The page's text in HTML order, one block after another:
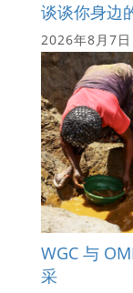
谈谈你身边
2026年8月7日
WGC 与
采